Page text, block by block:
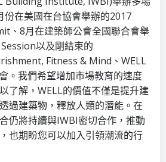
份在美國在台協會舉辦的2017
、8月在建築師公會全國聯合會舉
以及剛結束的
Fitness & Mind、WELL
。我們希望增加市場教育的速度
了解，WELL的價值不僅是提升建
過建築物，釋放人類的潛能。在
仍將持續與IWBI密切合作，推動
也期盼您可以加入引領潮流的行